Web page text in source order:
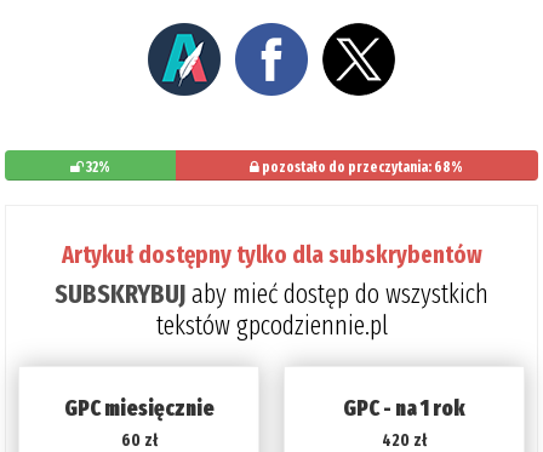
32% pozostało do przeczytania: 68%
Artykuł dostępny tylko dla subskrybentów
SUBSKRYBUJaby mieć dostęp do wszystkich
tekstów gpcodziennie.pl
GPC miesięcznie
60 zł
GPC - na 1 rok
420 zł